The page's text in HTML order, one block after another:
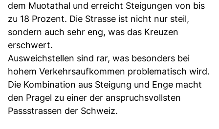
dem Muotathal und erreicht Steigungen von bis
zu 18 Prozent. Die Strasse ist nicht nur steil,
sondern auch sehr eng, was das Kreuzen
erschwert.
Ausweichstellen sind rar, was besonders bei
hohem Verkehrsaufkommen problematisch wird.
Die Kombination aus Steigung und Enge macht
den Pragel zu einer der anspruchsvollsten
Passstrassen der Schweiz.